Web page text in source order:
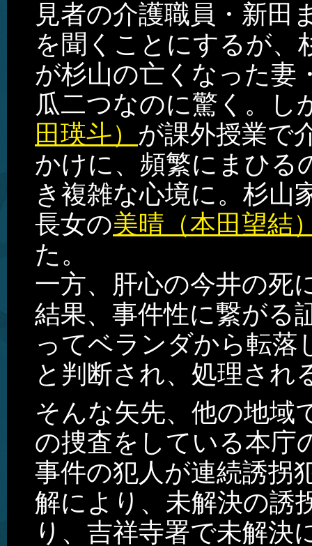
見者の介護職員・新田
を聞くことにするが、
が杉山の亡くなった妻
瓜二つなのに驚く。し
田瑛斗） が課外授業で
かけに、頻繁にまひる
き複雑な心境に。杉山
長女の美晴（本田望結
た。
一方、肝心の今井の死
結果、事件性に繋がる
ってベランダから転落
と判断され、処理さ
そんな矢先、他の地域
の捜査をしている本庁
事件の犯人が連続誘拐
解により、未解決の誘
り、吉祥寺署で未解決